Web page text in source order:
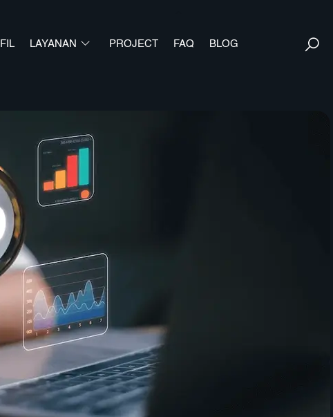
LAYANAN PROJECT FAQ BLOG
Top